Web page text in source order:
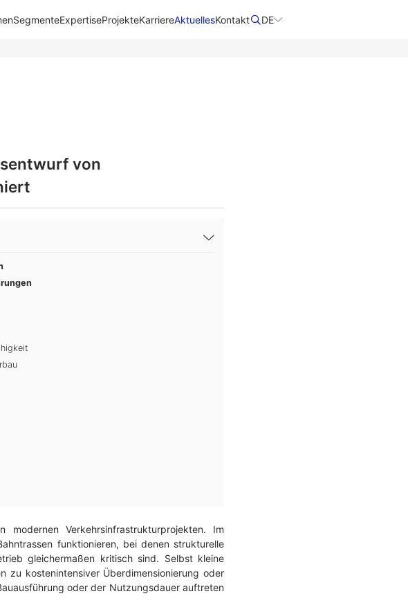
SegmenteExpertiseProjekteKarriereAktuellesKontakt DE
von
Verkehrsinfrastrukturprojekten. Im
funktionieren, bei denen strukturelle
gleichermaßen kritisch sind. Selbst kleine
zu kostenintensiver Überdimensionierung oder
oder der Nutzungsdauer auftreten